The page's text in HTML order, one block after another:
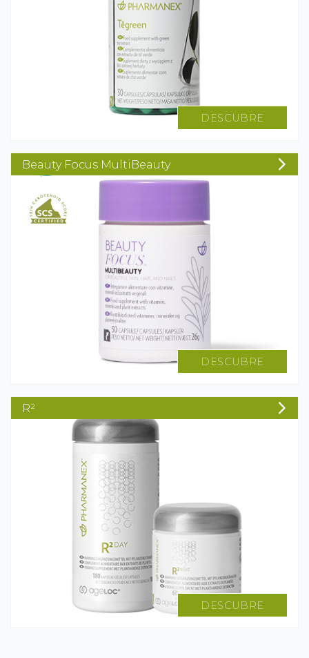
DESCUBRE
Beauty Focus MultiBeauty
DESCUBRE
R²
DESCUBRE